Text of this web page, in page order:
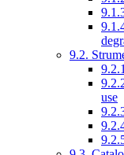
9.2.
use